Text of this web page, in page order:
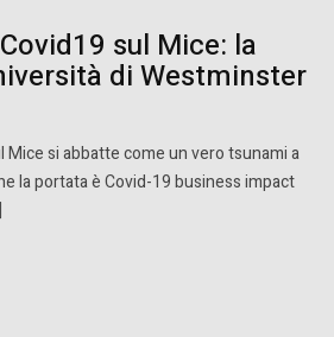
sul Mice: la
di Westminster
Mice si abbatte come un vero tsunami a
la portata è Covid-19 business impact